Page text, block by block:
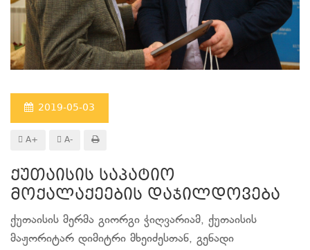
2019-05-03
A+ A-
ქუთაისის საპატიო
მოქალაქეების დაჯილდოვება
ქუთაისის მერმა გიორგი ჭიღვარიამ, ქუთაისის
მაჟორიტარ დიმიტრი მხეიძესთან, გენადი